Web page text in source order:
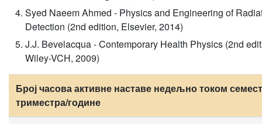
Syed Naeem Ahmed - Physics and Engineering of
Detection (2nd edition, Elsevier, 2014)
J.J. Bevelacqua - Contemporary Health Physics (2nd
Wiley-VCH, 2009)
Број часова активне наставе недељно током
триместра/године